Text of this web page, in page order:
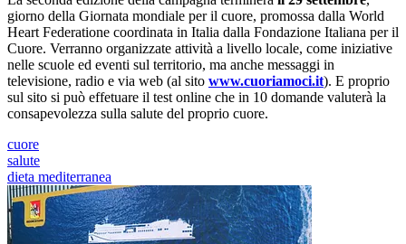
giorno della Giornata mondiale per il cuore, promossa dalla World
Heart Federatione coordinata in Italia dalla Fondazione Italiana per il
Cuore. Verranno organizzate attività a livello locale, come iniziative
nelle scuole ed eventi sul territorio, ma anche messaggi in
televisione, radio e via web (al sito www.cuoriamoci.it). E proprio
sul sito si può effetuare il test online che in 10 domande valuterà la
consapevolezza sulla salute del proprio cuore.
cuore
salute
dieta mediterranea